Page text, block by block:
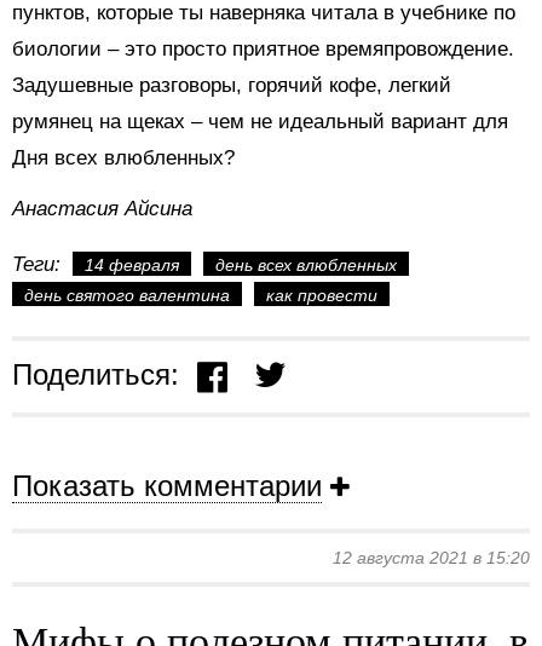
пунктов, которые ты наверняка читала в учебнике по
биологии – это просто приятное времяпровождение.
Задушевные разговоры, горячий кофе, легкий
румянец на щеках – чем не идеальный вариант для
Дня всех влюбленных?
Анастасия Айсина
Теги: 14 февраля
день всех влюбленных
день святого валентина
как провести
Поделиться:
Показать комментарии
12 августа 2021 в 15:20